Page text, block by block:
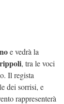
e vedrà la
, tra le voci
Il regista
dei sorrisi, e
rappresenterà